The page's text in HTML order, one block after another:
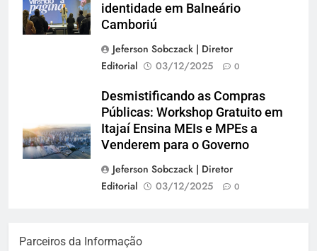
identidade em Balneário
Camboriú
Jeferson Sobczack | Diretor
Editorial
03/12/2025 0
Desmistificando as Compras
Públicas: Workshop Gratuito em
Itajaí Ensina MEIs e MPEs a
Venderem para o Governo
Jeferson Sobczack | Diretor
Editorial
03/12/2025 0
Parceiros da Informação